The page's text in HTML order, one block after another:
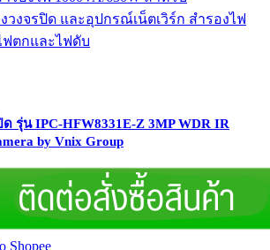
ด รุ่น IPC-HFW8331E-Z 3MP WDR IR
by Vnix Group